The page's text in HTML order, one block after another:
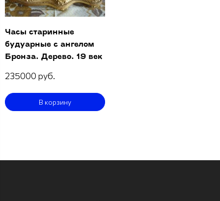
Часы старинные
будуарные с ангелом
Бронза. Дерево. 19 век
235000 руб.
В корзину